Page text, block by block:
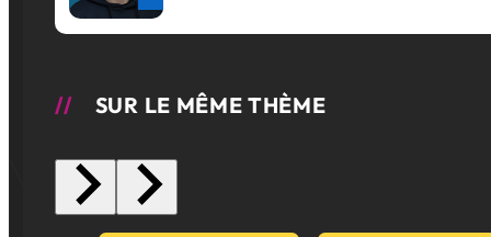
SUR LE MÊME THÈME